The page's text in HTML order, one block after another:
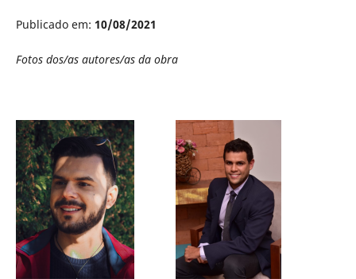
Publicado em: 10/08/2021
Fotos dos/as autores/as da obra